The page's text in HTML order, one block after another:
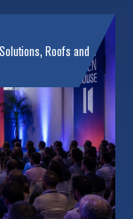
, Roofs and